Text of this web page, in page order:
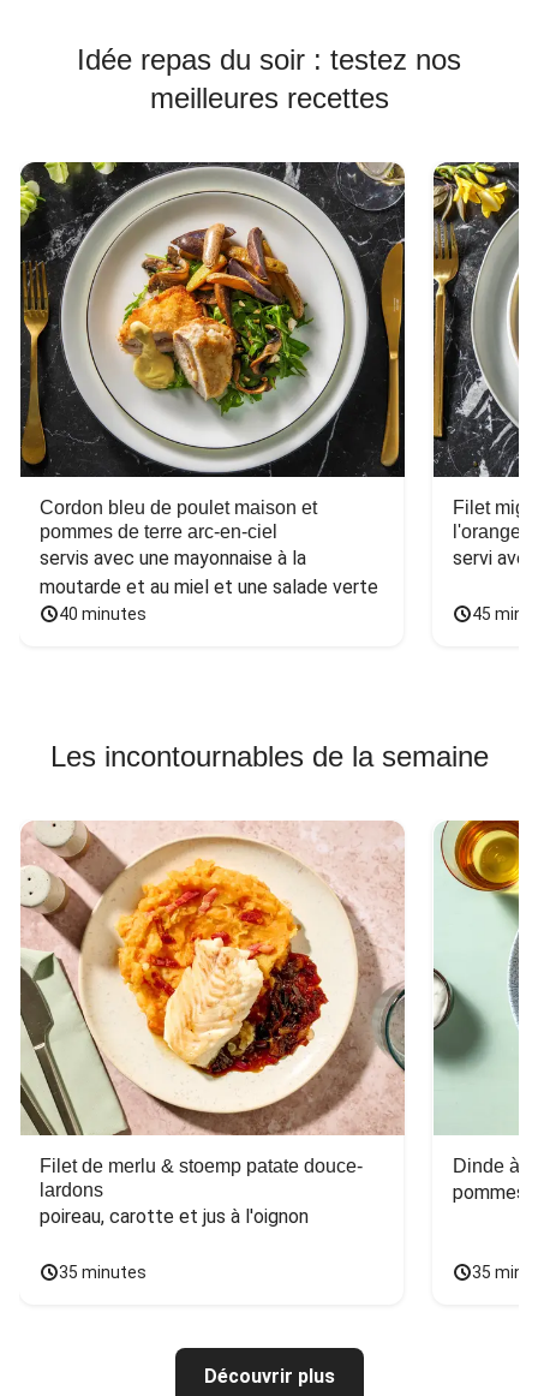
Idée repas du soir : testez nos
meilleures recettes
Cordon bleu de poulet maison et
pommes de terre arc-en-ciel
servis avec une mayonnaise à la
moutarde et au miel et une salade verte
40 minutes
Filet
l'orange
servi
45
Les incontournables de la semaine
Filet de merlu & stoemp patate douce-
lardons
poireau, carotte et jus à l'oignon
35 minutes
Dinde à
pommes
35
Découvrir plus